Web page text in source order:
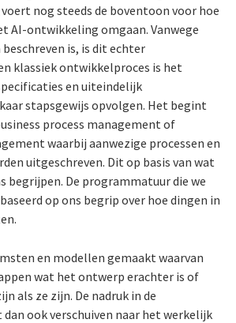
nog steeds de boventoon voor hoe
AI-ontwikkeling omgaan. Vanwege
is, is dit echter
klassiek ontwikkelproces is het
en uiteindelijk
stapsgewijs opvolgen. Het begint
process management of
waarbij aanwezige processen en
uitgeschreven. Dit op basis van wat
begrijpen. De programmatuur die we
op ons begrip over hoe dingen in
en modellen gemaakt waarvan
wat het ontwerp erachter is of
als ze zijn. De nadruk in de
ook verschuiven naar het werkelijk